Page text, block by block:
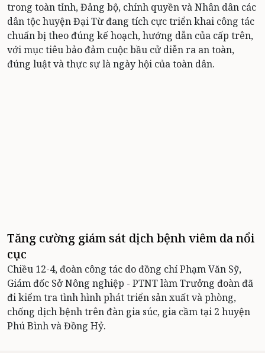
trong toàn tỉnh, Đảng bộ, chính quyền và Nhân dân các
dân tộc huyện Đại Từ đang tích cực triển khai công tác
chuẩn bị theo đúng kế hoạch, hướng dẫn của cấp trên,
với mục tiêu bảo đảm cuộc bầu cử diễn ra an toàn,
đúng luật và thực sự là ngày hội của toàn dân.
Tăng cường giám sát dịch bệnh viêm da nổi
cục
Chiều 12-4, đoàn công tác do đồng chí Phạm Văn Sỹ,
Giám đốc Sở Nông nghiệp - PTNT làm Trưởng đoàn đã
đi kiểm tra tình hình phát triển sản xuất và phòng,
chống dịch bệnh trên đàn gia súc, gia cầm tại 2 huyện
Phú Bình và Đồng Hỷ.